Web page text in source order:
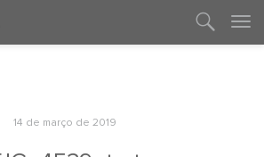
14 de março de 2019